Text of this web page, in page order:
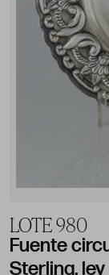
LOTE 980
Fuente
Sterling,